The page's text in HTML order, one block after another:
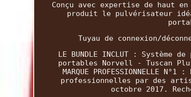
Conçu avec expertise de haut
produit le pulvérisateur
Tuyau de connexion/
LE BUNDLE INCLUT :
portables Norvell - Tuscan
MARQUE
professionnelles par des
octobre 2017.